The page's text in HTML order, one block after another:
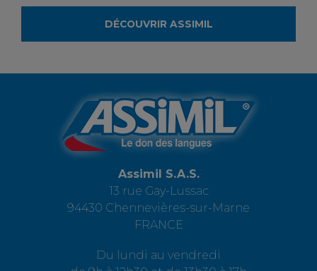
DÉCOUVRIR ASSIMIL
Assimil S.A.S.
13 rue Gay-Lussac
94430 Chennevières-sur-Marne
FRANCE
Du lundi au vendredi